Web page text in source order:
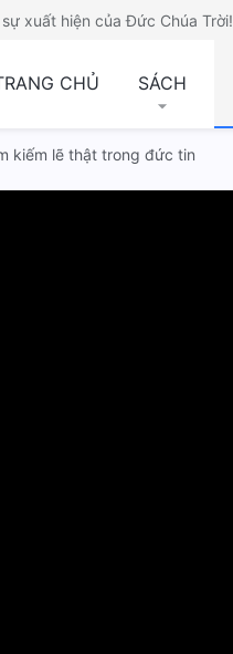
xuất hiện của Đức Chúa Trời!
CHỦ SÁCH
kiếm lẽ thật trong đức tin